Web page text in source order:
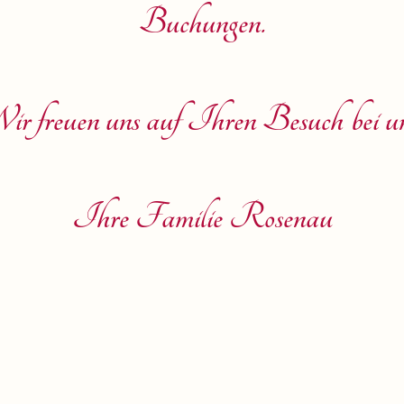
Buchungen.
freuen uns auf Ihren Besuch bei
Ihre Familie Rosenau